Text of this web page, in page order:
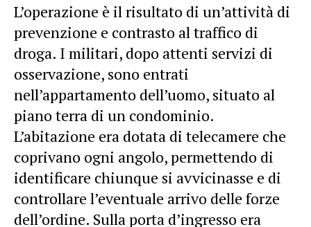
L’operazione è il risultato di un’attività di
prevenzione e contrasto al traffico di
droga. I militari, dopo attenti servizi di
osservazione, sono entrati
nell’appartamento dell’uomo, situato al
piano terra di un condominio.
L’abitazione era dotata di telecamere che
coprivano ogni angolo, permettendo di
identificare chiunque si avvicinasse e di
controllare l’eventuale arrivo delle forze
dell’ordine. Sulla porta d’ingresso era